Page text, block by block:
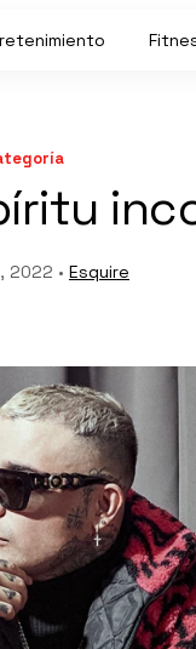
2022 • Esquire